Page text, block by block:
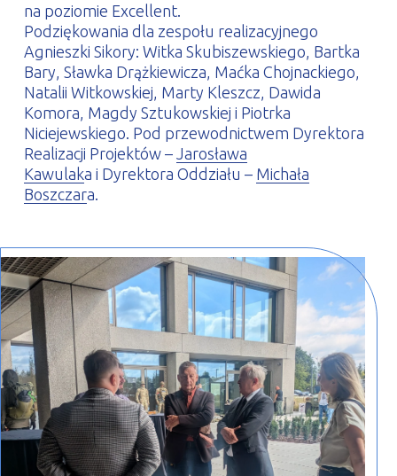
na poziomie Excellent.
Podziękowania dla zespołu realizacyjnego
Agnieszki Sikory: Witka Skubiszewskiego, Bartka
Bary, Sławka Drążkiewicza, Maćka Chojnackiego,
Natalii Witkowskiej, Marty Kleszcz, Dawida
Komora, Magdy Sztukowskiej i Piotrka
Niciejewskiego. Pod przewodnictwem Dyrektora
Realizacji Projektów – Jarosława
Kawulaka i Dyrektora Oddziału – Michała
Boszczara.